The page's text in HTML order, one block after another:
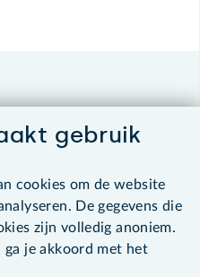
gebruik
cookies om de website
De gegevens die
zijn volledig anoniem.
je akkoord met het